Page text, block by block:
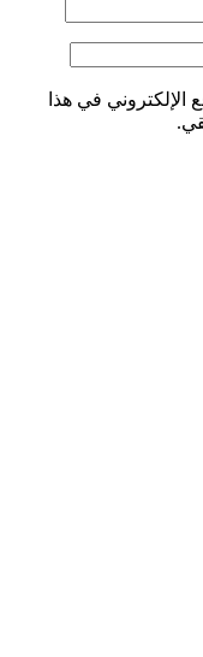
الإلكتروني في هذا